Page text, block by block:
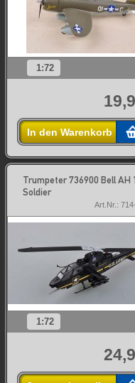
1:72
In den Warenkorb
Trumpeter 736900 Bell AH
Soldier
Art.Nr.:
1:72